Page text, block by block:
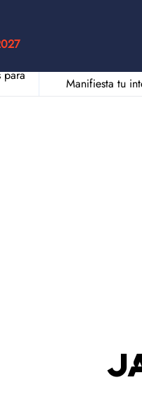
para
Manifiesta tu